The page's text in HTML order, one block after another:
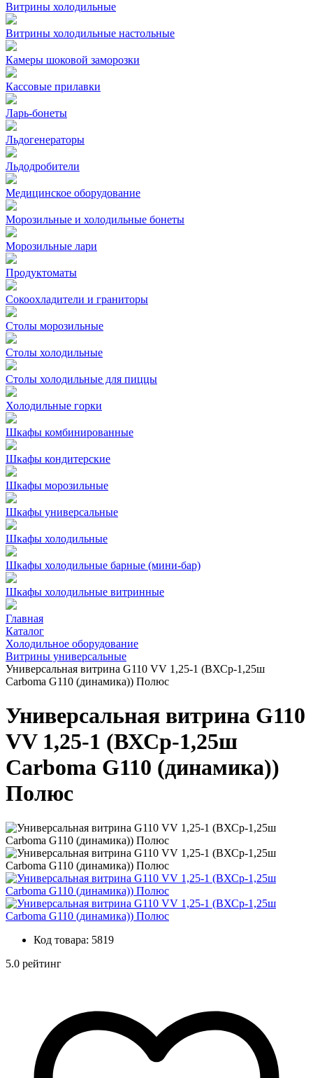
Витрины холодильные
Витрины холодильные настольные
Камеры шоковой заморозки
Кассовые прилавки
Ларь-бонеты
Льдогенераторы
Льдодробители
Медицинское оборудование
Морозильные и холодильные бонеты
Морозильные лари
Продуктоматы
Сокоохладители и граниторы
Столы морозильные
Столы холодильные
Столы холодильные для пиццы
Холодильные горки
Шкафы комбинированные
Шкафы кондитерские
Шкафы морозильные
Шкафы универсальные
Шкафы холодильные
Шкафы холодильные барные (мини-бар)
Шкафы холодильные витринные
Главная
Каталог
Холодильное оборудование
Витрины универсальные
Универсальная витрина G110 VV 1,25-1 (ВХСр-1,25ш
Carboma G110 (динамика)) Полюс
Универсальная витрина G110
VV 1,25-1 (ВХСр-1,25ш
Carboma G110 (динамика))
Полюс
Код товара: 5819
5.0 рейтинг